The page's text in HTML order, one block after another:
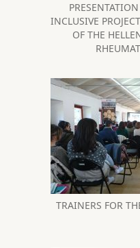
INCLUSIVE
OF THE
TRAINERS FOR